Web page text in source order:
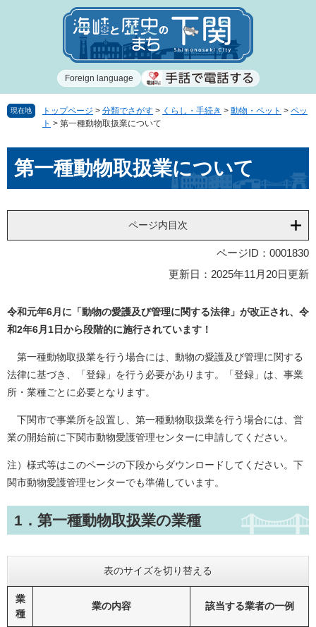
で
ば
Foreign language
現在地 トップページ > 分類でさがす > くらし・手続き > 動物・ペット > ペッ
ト > 第一種動物取扱業について
文第一種動物取扱業について
ページ内目次
ページID：0001830
更新日：2025年11月20日更新
令和元年6月に「動物の愛護及び管理に関する法律」が改正され、令
和2年6月1日から段階的に施行されています！
第一種動物取扱業を行う場合には、動物の愛護及び管理に関する
法律に基づき、「登録」を行う必要があります。「登録」は、事業
所・業種ごとに必要となります。
下関市で事業所を設置し、第一種動物取扱業を行う場合には、営
業の開始前に下関市動物愛護管理センターに申請してください。
注）様式等はこのページの下段からダウンロードしてください。下
関市動物愛護管理センターでも準備しています。
1．第一種動物取扱業の業種
表のサイズを切り替える
業
種
業の内容 該当する業者の一例